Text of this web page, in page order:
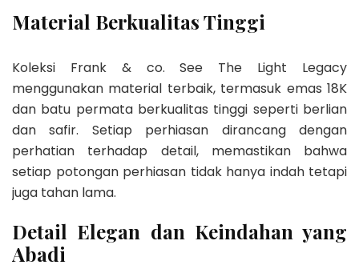
Material Berkualitas Tinggi
Koleksi Frank & co. See The Light Legacy
menggunakan material terbaik, termasuk emas 18K
dan batu permata berkualitas tinggi seperti berlian
dan safir. Setiap perhiasan dirancang dengan
perhatian terhadap detail, memastikan bahwa
setiap potongan perhiasan tidak hanya indah tetapi
juga tahan lama.
Detail Elegan dan Keindahan yang
Abadi